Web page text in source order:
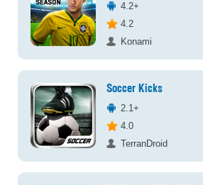
4.2+
4.2
Konami
Soccer Kicks
2.1+
4.0
TerranDroid